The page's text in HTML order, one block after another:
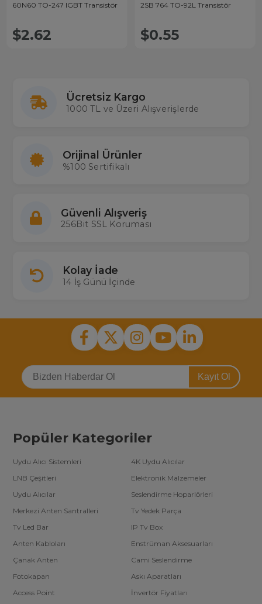
60N60 TO-247 IGBT Transistör
$2.62
2SB 764 TO-92L Transistör
$0.55
Ücretsiz Kargo
1000 TL ve Üzeri Alışverişlerde
Orijinal Ürünler
%100 Sertifikalı
Güvenli Alışveriş
256Bit SSL Koruması
Kolay İade
14 İş Günü İçinde
Kayıt Ol
Popüler Kategoriler
Uydu Alıcı Sistemleri
4K Uydu Alıcılar
LNB Çeşitleri
Elektronik Malzemeler
Uydu Alıcılar
Seslendirme Hoparlörleri
Merkezi Anten Santralleri
Tv Yedek Parça
Tv Led Bar
IP Tv Box
Anten Kabloları
Enstrüman Aksesuarları
Çanak Anten
Cami Seslendirme
Fotokapan
Askı Aparatları
Access Point
İnvertör Fiyatları